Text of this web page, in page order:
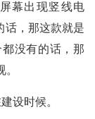
幕出现竖线电
话，那这款就是
没有的话，那
设时候。